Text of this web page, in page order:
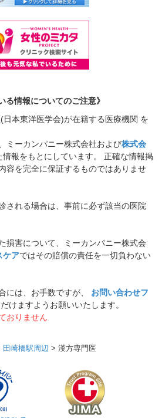
る情報についてのご注意》
日本東洋医学会)が在籍する医療機関 を
ミーカンパニー株式会社および株式会
情報をもとにしています。 正確な情報掲
容を完全に保証するものではありませ
される場合は、事前に必ず該当の医院
損害について、ミーカンパニー株式会
ケアではその賠償の責任を一切負わない
には、お手数ですが、 お問い合わせフ
けますようお願いいたします。
おりません
田崎橋駅周辺 > 漢方専門医